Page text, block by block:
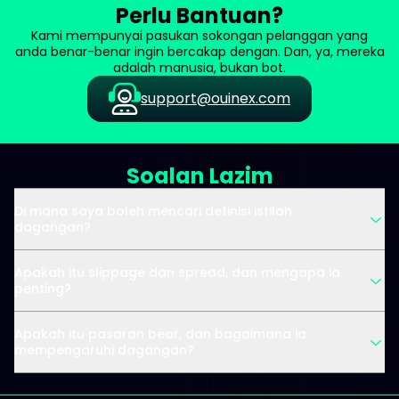
Perlu Bantuan?
Kami mempunyai pasukan sokongan pelanggan yang
anda benar-benar ingin bercakap dengan. Dan, ya, mereka
adalah manusia, bukan bot.
support@ouinex.com
Soalan Lazim